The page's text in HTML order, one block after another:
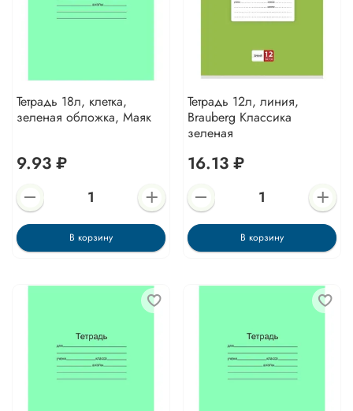
Тетрадь 18л, клетка,
зеленая обложка, Маяк
9.93 ₽
В корзину
Тетрадь 12л, линия,
Brauberg Классика
зеленая
16.13 ₽
В корзину